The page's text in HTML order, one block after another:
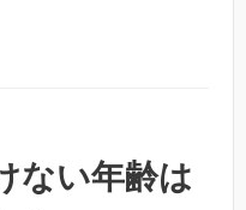
ない年齢は